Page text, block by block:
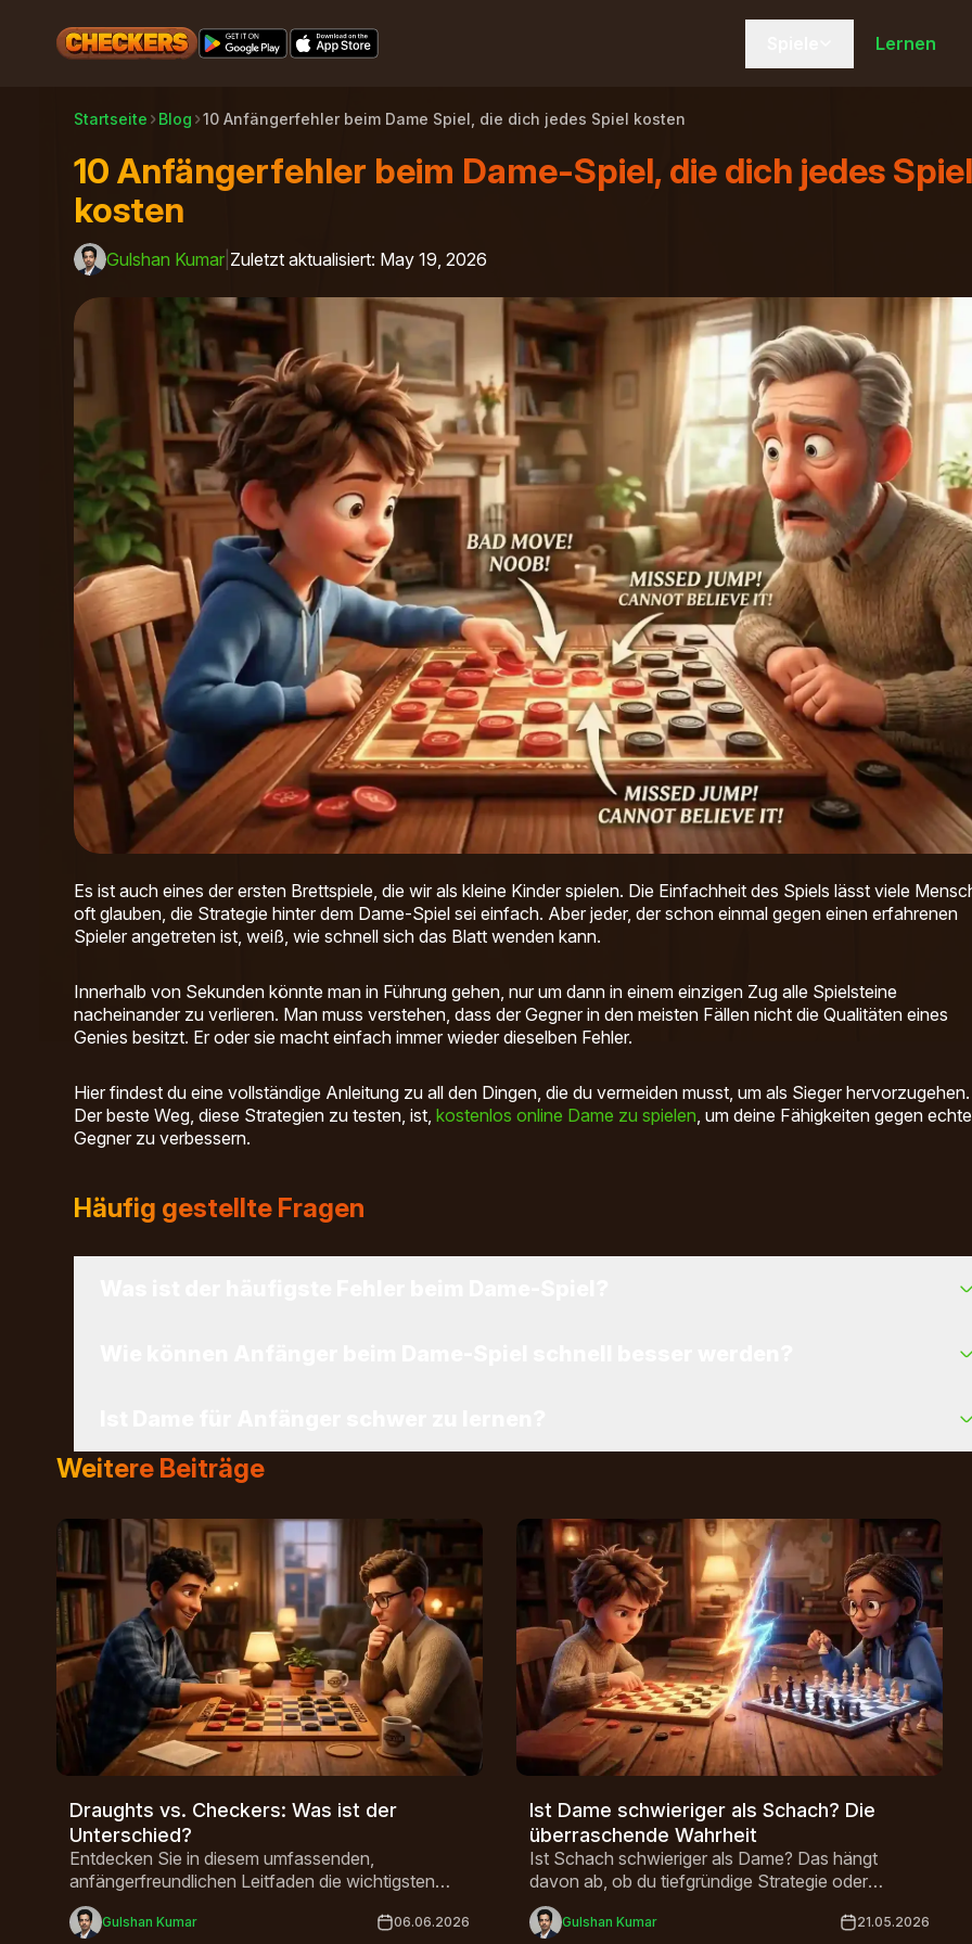
Lernen
Startseite Blog 10 Anfängerfehler beim Dame Spiel, die dich jedes Spiel kosten
10 Anfängerfehler beim Dame-Spiel, die dich jedes Spiel
kosten
Gulshan Kumar| Zuletzt aktualisiert: May 19, 2026
Es ist auch eines der ersten Brettspiele, die wir als kleine Kinder spielen. Die Einfachheit des Spiels lässt viele
oft glauben, die Strategie hinter dem Dame-Spiel sei einfach. Aber jeder, der schon einmal gegen einen erfahrenen
Spieler angetreten ist, weiß, wie schnell sich das Blatt wenden kann.
Innerhalb von Sekunden könnte man in Führung gehen, nur um dann in einem einzigen Zug alle Spielsteine
nacheinander zu verlieren. Man muss verstehen, dass der Gegner in den meisten Fällen nicht die Qualitäten eines
Genies besitzt. Er oder sie macht einfach immer wieder dieselben Fehler.
Hier findest du eine vollständige Anleitung zu all den Dingen, die du vermeiden musst, um als Sieger hervorzugehen.
Der beste Weg, diese Strategien zu testen, ist, kostenlos online Dame zu spielen , um deine Fähigkeiten gegen echte
Gegner zu verbessern.
Häufig gestellte Fragen
deiner Gegner zu durchschauen, um ihren Zügen entgegenzuwirken und nicht auf einfache Tricks hereinzufallen.
Die Spielregeln sind recht einfach und lassen sich in wenigen Minuten erlernen. Die Taktik hingegen ist komplex.
Weitere Beiträge
Draughts vs. Checkers: Was ist der
Unterschied?
Entdecken Sie in diesem umfassenden,
anfängerfreundlichen Leitfaden die wichtigsten
Unterschiede zwischen „Draughts“ und
„Checkers“, darunter Regeln, Brettgrößen,
Gulshan Kumar 06.06.2026
Ist Dame schwieriger als Schach? Die
überraschende Wahrheit
Ist Schach schwieriger als Dame? Das hängt
davon ab, ob du tiefgründige Strategie oder
schnelle Taktik bevorzugst – entdecke die
wichtigsten Unterschiede, um herauszufinden,
Gulshan Kumar 21.05.2026